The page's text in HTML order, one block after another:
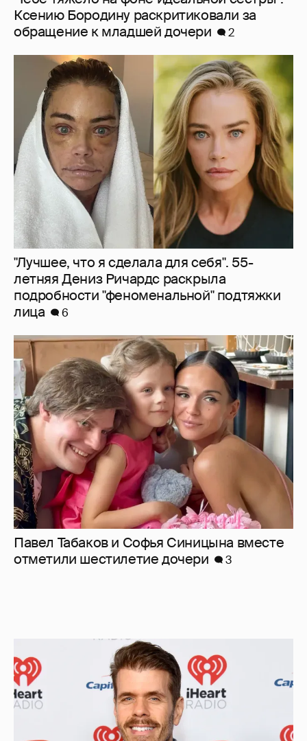
"Лучшее, что я сделала для себя". 55-
летняя Дениз Ричардс раскрыла
подробности "феноменальной" подтяжки
лица
6
Павел Табаков и Софья Синицына вместе
отметили шестилетие дочери
3